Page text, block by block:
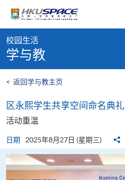
content
content
start
校园生活
学与教
< 返回学与教主页
区永熙学生共享空间命名典礼
活动重温
日期 2025年8月27日 (星期三)